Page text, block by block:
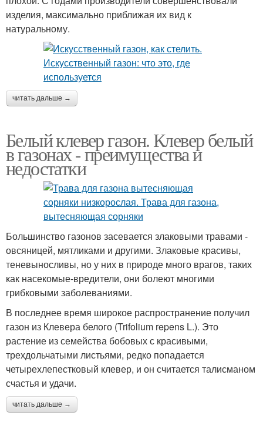
изделия, максимально приближая их вид к
натуральному.
читать дальше →
Белый клевер газон. Клевер белый
в газонах - преимущества и
недостатки
Большинство газонов засевается злаковыми травами -
овсяницей, мятликами и другими. Злаковые красивы,
теневыносливы, но у них в природе много врагов, таких
как насекомые-вредители, они болеют многими
грибковыми заболеваниями.
В последнее время широкое распространение получил
газон из Клевера белого (Trifolium repens L.). Это
растение из семейства бобовых с красивыми,
трехдольчатыми листьями, редко попадается
четырехлепестковый клевер, и он считается талисманом
счастья и удачи.
читать дальше →